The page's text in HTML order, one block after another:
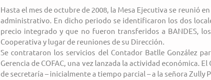
Hasta el mes de octubre de 2008, la Mesa Ejecutiva se reunió
administrativo. En dicho periodo se identificaron los dos
precio integrado y que no fueron transferidos a BANDES,
Cooperativa y lugar de reuniones de su Dirección.
Se contrataron los servicios del Contador Batlle González
Gerencia de COFAC, una vez lanzada la actividad económica.
de secretaría – inicialmente a tiempo parcial – a la señora Zully